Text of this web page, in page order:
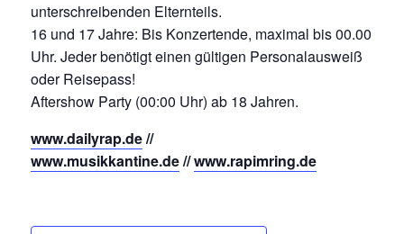
unterschreibenden Elternteils.
16 und 17 Jahre: Bis Konzertende, maximal bis 00.00
Uhr. Jeder benötigt einen gültigen Personalausweiß
oder Reisepass!
Aftershow Party (00:00 Uhr) ab 18 Jahren.
www.dailyrap.de//
www.musikkantine.de//www.rapimring.de